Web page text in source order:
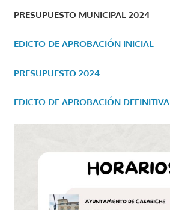
PRESUPUESTO MUNICIPAL 2024
EDICTO DE APROBACIÓN INICIAL
PRESUPUESTO 2024
EDICTO DE APROBACIÓN DEFINITIVA